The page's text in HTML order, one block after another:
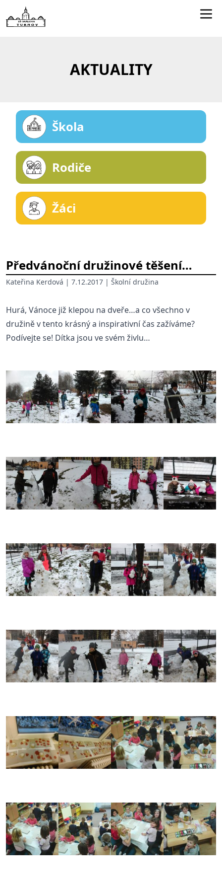
Kontakty
AKTUALITY
Škola
Rodiče
Žáci
Předvánoční družinové těšení…
Kateřina Kerdová | 7.12.2017 | Školní družina
Hurá, Vánoce již klepou na dveře…a co všechno v
družině v tento krásný a inspirativní čas zažíváme?
Podívejte se! Dítka jsou ve svém živlu…